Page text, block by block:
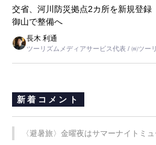
交省、河川防災拠点2カ所を新規登
御山で整備へ
長木 利通
ツーリズムメディアサービス代表 / ㈱ツー
新着コメント
〈避暑旅〉金曜夜はサマーナイトミ